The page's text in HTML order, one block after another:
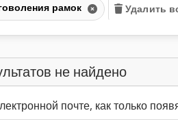
рамок Удалить
не найдено
почте, как только